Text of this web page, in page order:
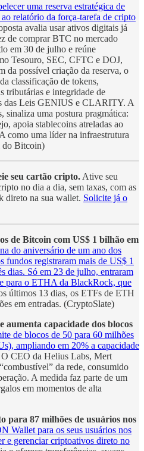
uma reserva estratégica de
relatório da força-tarefa de cripto
avalia usar ativos digitais já
de comprar BTC no mercado
em 30 de julho e reúne
Tesouro, SEC, CFTC e DOJ,
da possível criação da reserva, o
classificação de tokens,
tributárias e integridade de
das Leis GENIUS e CLARITY. A
sinaliza uma postura pragmática:
apoia stablecoins atreladas ao
como uma líder na infraestrutura
do Bitcoin)
seu cartão cripto. Ative seu
no dia a dia, sem taxas, com as
direto na sua wallet. Solicite já o
de Bitcoin com US$ 1 bilhão em
do aniversário de um ano dos
registraram mais de US$ 1
dias. Só em 23 de julho, entraram
para o ETHA da BlackRock, que
últimos 13 dias, os ETFs de ETH
em entradas. (CryptoSlate)
aumenta capacidade dos blocos
de blocos de 50 para 60 milhões
ampliando em 20% a capacidade
O CEO da Helius Labs, Mert
da rede, consumido
A medida faz parte de um
em momentos de alta
para 87 milhões de usuários nos
Wallet para os seus usuários nos
e gerenciar criptoativos direto no